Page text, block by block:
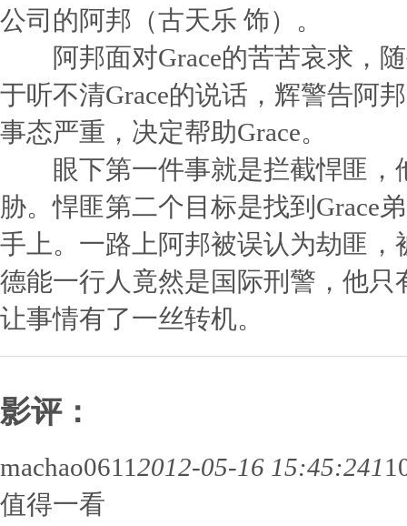
公司的阿邦（古天乐 饰）。
阿邦面对Grace的苦苦哀求，随
于听不清Grace的说话，辉警告阿
事态严重，决定帮助Grace。
眼下第一件事就是拦截悍匪，
胁。悍匪第二个目标是找到Grace
手上。一路上阿邦被误认为劫匪
德能一行人竟然是国际刑警，他
让事情有了一丝转机。
影评：
machao06112012-05-16 15:45:241
值得一看